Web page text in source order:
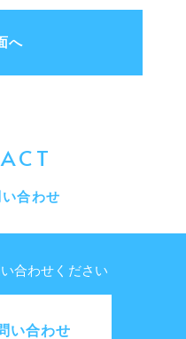
合わせ
合わせください
い合わせ